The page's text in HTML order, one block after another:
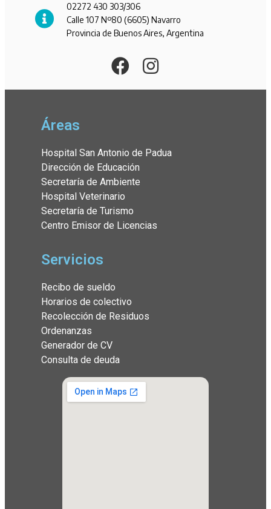
02272 430 303/306
Calle 107 Nº80 (6605) Navarro
Provincia de Buenos Aires, Argentina
Áreas
Hospital San Antonio de Padua
Dirección de Educación
Secretaría de Ambiente
Hospital Veterinario
Secretaría de Turismo
Centro Emisor de Licencias
Servicios
Recibo de sueldo
Horarios de colectivo
Recolección de Residuos
Ordenanzas
Generador de CV
Consulta de deuda